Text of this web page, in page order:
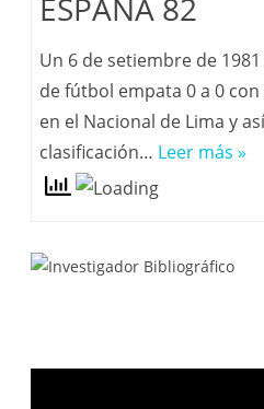
ESPAÑA 82
Un 6 de setiembre de
de fútbol empata 0 a 0
en el Nacional de Lima y
clasificación… Leer más »
Reproductor